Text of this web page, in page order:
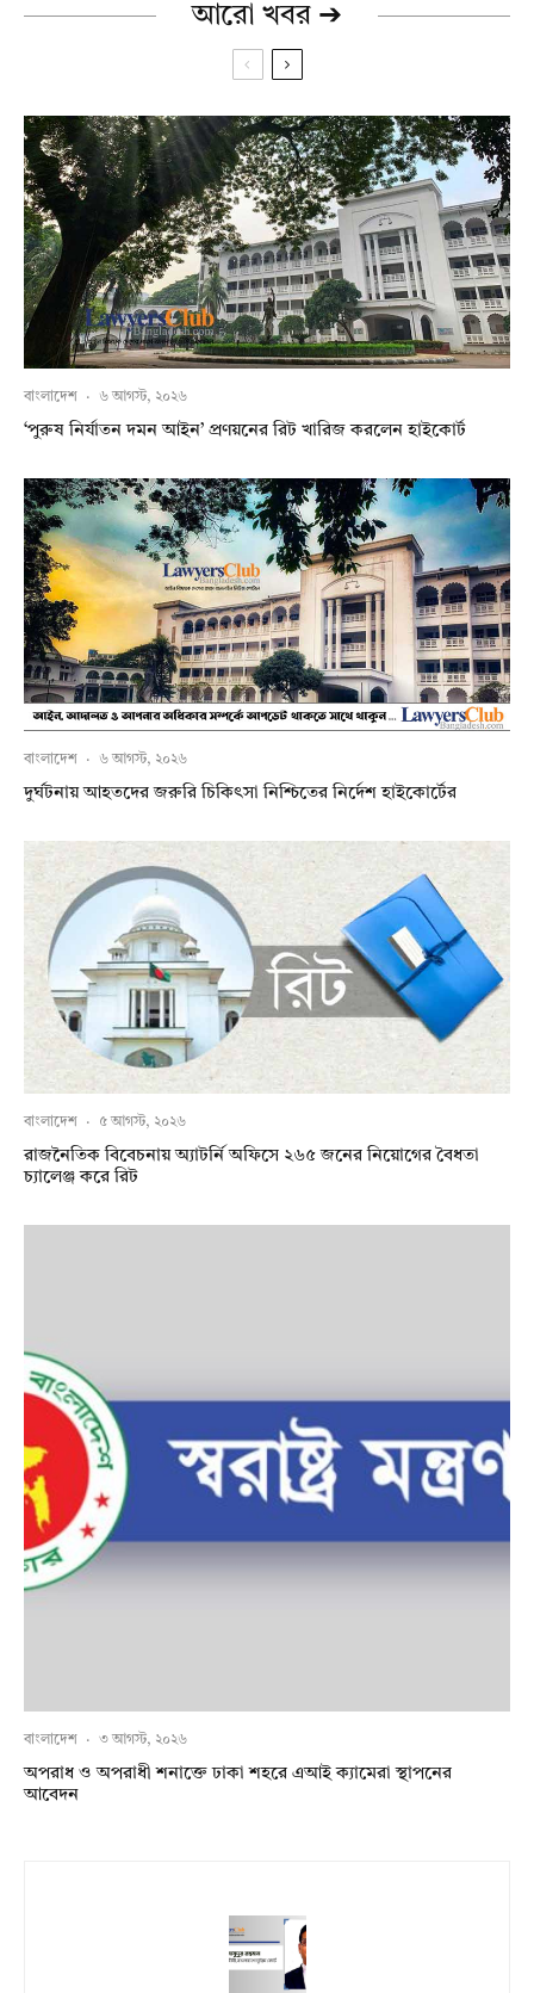
আরো খবর ➔
বাংলাদেশ · ৬ আগস্ট, ২০২৬
‘পুরুষ নির্যাতন দমন আইন’ প্রণয়নের রিট খারিজ করলেন হাইকোর্ট
বাংলাদেশ · ৬ আগস্ট, ২০২৬
দুর্ঘটনায় আহতদের জরুরি চিকিৎসা নিশ্চিতের নির্দেশ হাইকোর্টের
বাংলাদেশ · ৫ আগস্ট, ২০২৬
রাজনৈতিক বিবেচনায় অ‍্যাটর্নি অফিসে ২৬৫ জনের নিয়োগের বৈধতা
চ্যালেঞ্জ করে রিট
বাংলাদেশ · ৩ আগস্ট, ২০২৬
অপরাধ ও অপরাধী শনাক্তে ঢাকা শহরে এআই ক্যামেরা স্থাপনের
আবেদন